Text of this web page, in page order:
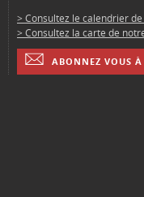
> Consultez le calendrier
> Consultez la carte de
ABONNEZ VOUS